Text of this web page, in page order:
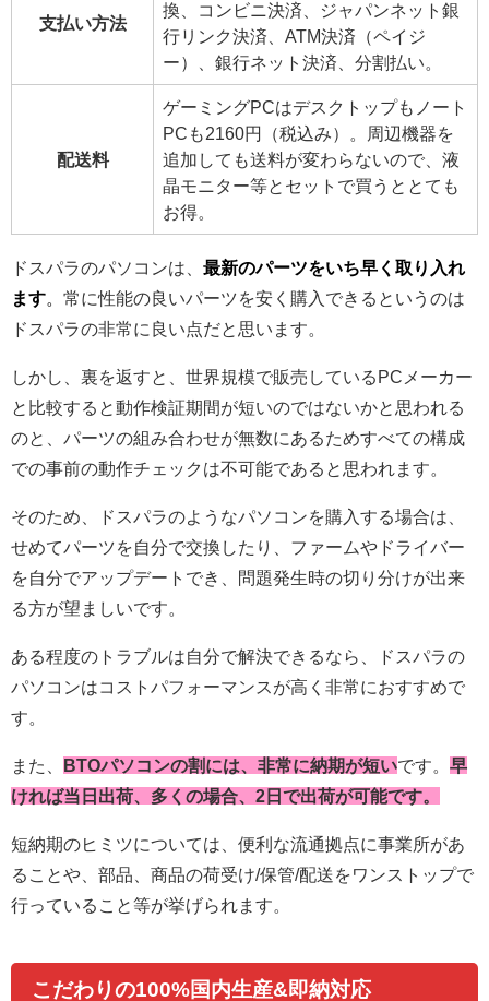
支払い方法
換、コンビニ決済、ジャパンネット銀
行リンク決済、ATM決済（ペイジ
ー）、銀行ネット決済、分割払い。
配送料
ゲーミングPCはデスクトップもノート
PCも2160円（税込み）。周辺機器を
追加しても送料が変わらないので、液
晶モニター等とセットで買うととても
お得。
ドスパラのパソコンは、 最新のパーツをいち早く取り入れ
ます。 常に性能の良いパーツを安く購入できるというのは
ドスパラの非常に良い点だと思います。
しかし、裏を返すと、世界規模で販売しているPCメーカー
と比較すると動作検証期間が短いのではないかと思われる
のと、パーツの組み合わせが無数にあるためすべての構成
での事前の動作チェックは不可能であると思われます。
そのため、ドスパラのようなパソコンを購入する場合は、
せめてパーツを自分で交換したり、ファームやドライバー
を自分でアップデートでき、問題発生時の切り分けが出来
る方が望ましいです。
ある程度のトラブルは自分で解決できるなら、ドスパラの
パソコンはコストパフォーマンスが高く非常におすすめで
す。
また、 BTOパソコンの割には、非常に納期が短いです。 早
ければ当日出荷、多くの場合、2日で出荷が可能です。
短納期のヒミツについては、便利な流通拠点に事業所があ
ることや、部品、商品の荷受け/保管/配送をワンストップで
行っていること等が挙げられます。
こだわりの100%国内生産&即納対応